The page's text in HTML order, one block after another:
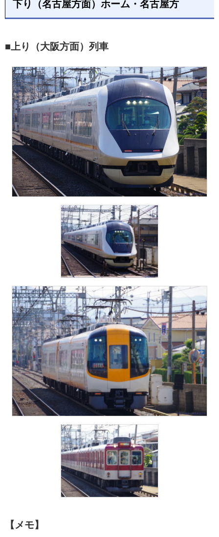
下り（名古屋方面）ホーム・名古屋方
■上り（大阪方面）列車
【メモ】